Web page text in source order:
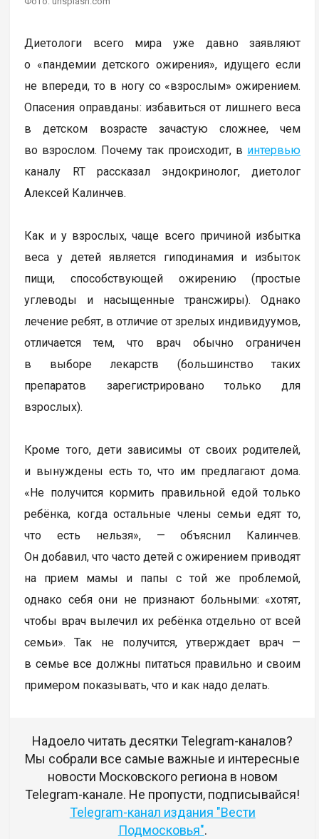
Диетологи всего мира уже давно заявляют
о «пандемии детского ожирения», идущего если
не впереди, то в ногу со «взрослым» ожирением.
Опасения оправданы: избавиться от лишнего веса
в детском возрасте зачастую сложнее, чем
во взрослом. Почему так происходит, в интервью
каналу RT рассказал эндокринолог, диетолог
Алексей Калинчев.
Как и у взрослых, чаще всего причиной избытка
веса у детей является гиподинамия и избыток
пищи, способствующей ожирению (простые
углеводы и насыщенные трансжиры). Однако
лечение ребят, в отличие от зрелых индивидуумов,
отличается тем, что врач обычно ограничен
в выборе лекарств (большинство таких
препаратов зарегистрировано только для
взрослых).
Кроме того, дети зависимы от своих родителей,
и вынуждены есть то, что им предлагают дома.
«Не получится кормить правильной едой только
ребёнка, когда остальные члены семьи едят то,
что есть нельзя», — объяснил Калинчев.
Он добавил, что часто детей с ожирением приводят
на прием мамы и папы с той же проблемой,
однако себя они не признают больными: «хотят,
чтобы врач вылечил их ребёнка отдельно от всей
семьи». Так не получится, утверждает врач —
в семье все должны питаться правильно и своим
примером показывать, что и как надо делать.
Надоело читать десятки Telegram-каналов?
Мы собрали все самые важные и интересные
новости Московского региона в новом
Telegram-канале. Не пропусти, подписывайся!
Telegram-канал издания "Вести
Подмосковья".